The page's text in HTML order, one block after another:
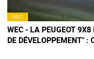
WEC
WEC - LA PEUGEOT
DE DÉVELOPPEMENT" :